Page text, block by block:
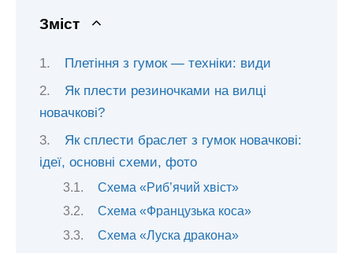
Зміст
Плетіння з гумок — техніки: види
Як плести резиночками на вилці
новачкові?
Як сплести браслет з гумок новачкові:
ідеї, основні схеми, фото
Схема «Риб’ячий хвіст»
Схема «Французька коса»
Схема «Луска дракона»